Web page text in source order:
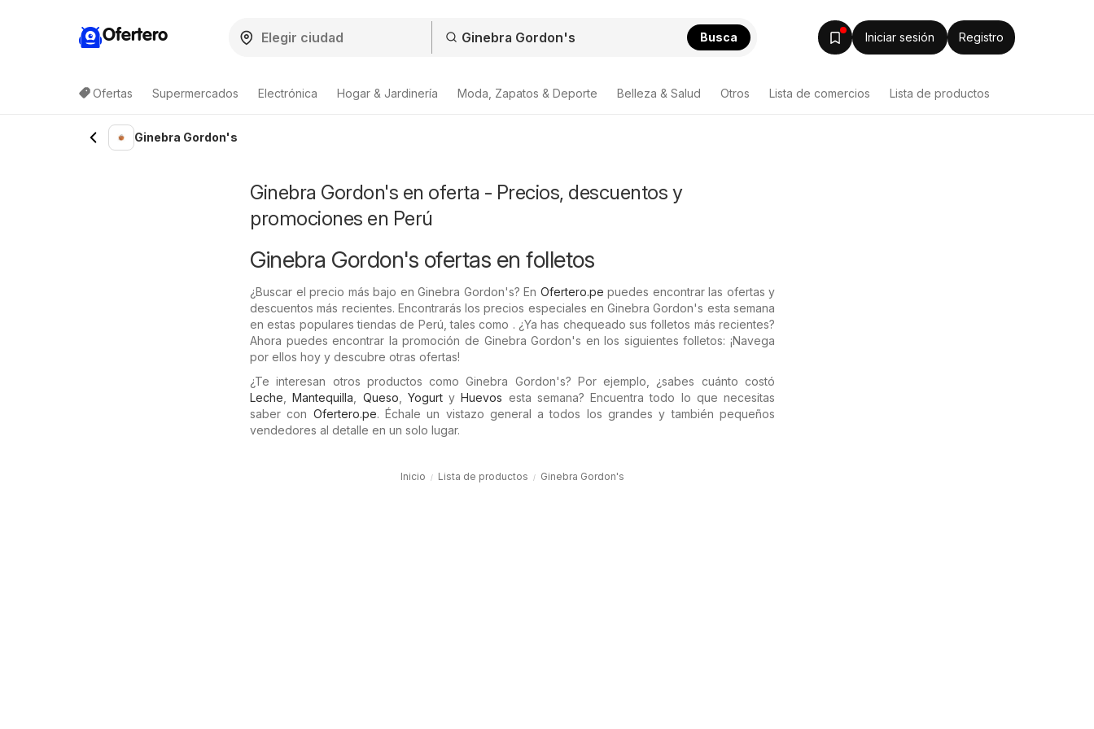
Ofertero Busca Iniciar sesión Registro
Ofertas Supermercados Electrónica Hogar & Jardinería Moda, Zapatos & Deporte Belleza & Salud Otros Lista de comercios Lista de productos
Ginebra Gordon's
Ginebra Gordon's en oferta - Precios, descuentos y
promociones en Perú
Ginebra Gordon's ofertas en folletos
¿Buscar el precio más bajo en Ginebra Gordon's? En Ofertero.pe puedes encontrar las ofertas y
descuentos más recientes. Encontrarás los precios especiales en Ginebra Gordon's esta semana
en estas populares tiendas de Perú, tales como . ¿Ya has chequeado sus folletos más recientes?
Ahora puedes encontrar la promoción de Ginebra Gordon's en los siguientes folletos: ¡Navega
por ellos hoy y descubre otras ofertas!
¿Te interesan otros productos como Ginebra Gordon's? Por ejemplo, ¿sabes cuánto costó
Leche ,Mantequilla Queso YogurtyHuevos esta semana? Encuentra todo lo que necesitas
saber con Ofertero.pe. Échale un vistazo general a todos los grandes y también pequeños
vendedores al detalle en un solo lugar.
Inicio Lista de productos Ginebra Gordon's